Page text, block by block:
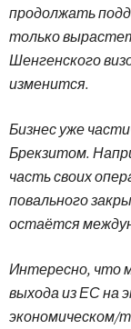
продолжать
только
Шенгенского
изменится.
Бизнес уже
Брекзитом.
часть своих
повального
остаётся
Интересно, что
выхода из ЕС на
экономическом/